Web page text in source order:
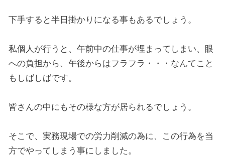
下手すると半日掛かりになる事もあるでしょう。
私個人が行うと、午前中の仕事が埋まってしまい、眼
への負担から、午後からはフラフラ・・・なんてこと
もしばしばです。
皆さんの中にもその様な方が居られるでしょう。
そこで、実務現場での労力削減の為に、この行為を当
方でやってしまう事にしました。